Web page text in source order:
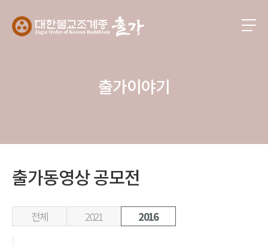
출가이야기
출가동영상 공모전
전체 2021 2016